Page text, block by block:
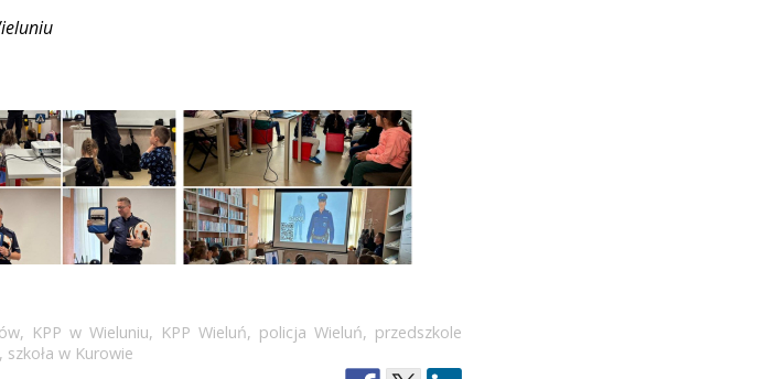
, KPP w Wieluniu, KPP Wieluń, policja Wieluń, przedszkole
, szkoła w Kurowie